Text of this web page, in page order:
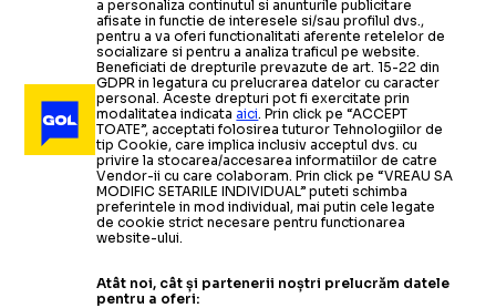
a personaliza continutul si anunturile publicitare
afisate in functie de interesele si/sau profilul dvs.,
pentru a va oferi functionalitati aferente retelelor de
socializare si pentru a analiza traficul pe website.
Beneficiati de drepturile prevazute de art. 15-22 din
GDPR in legatura cu prelucrarea datelor cu caracter
personal. Aceste drepturi pot fi exercitate prin
modalitatea indicataaici. Prin click pe “ACCEPT
TOATE”, acceptati folosirea tuturor Tehnologiilor de
tip Cookie, care implica inclusiv acceptul dvs. cu
privire la stocarea/accesarea informatiilor de catre
Vendor-ii cu care colaboram. Prin click pe “VREAU SA
MODIFIC SETARILE INDIVIDUAL” puteti schimba
preferintele in mod individual, mai putin cele legate
de cookie strict necesare pentru functionarea
website-ului.
Atât noi, cât și partenerii noștri prelucrăm datele
pentru a oferi: